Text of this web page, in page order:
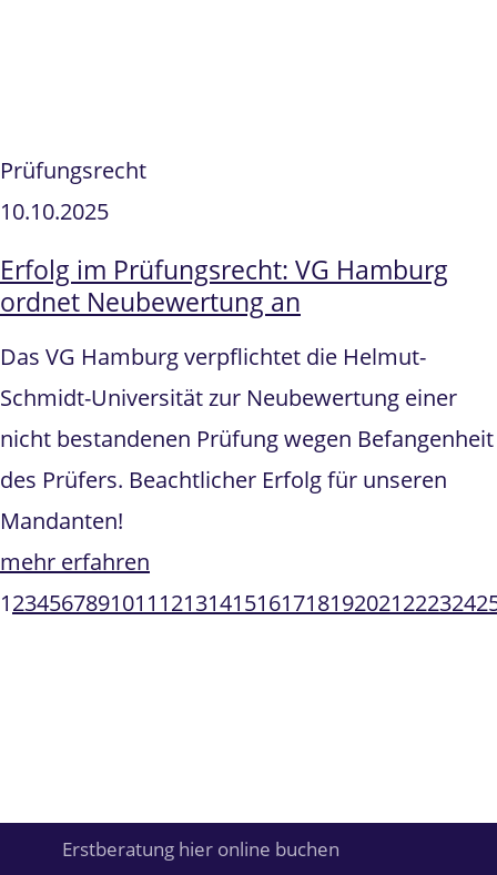
Erstberatung hier online buchen
Prüfungsrecht
10.10.2025
Erfolg im Prüfungsrecht: VG Hamburg
ordnet Neubewertung an
Das VG Hamburg verpflichtet die Helmut-
Schmidt-Universität zur Neubewertung einer
nicht bestandenen Prüfung wegen Befangenheit
des Prüfers. Beachtlicher Erfolg für unseren
Mandanten!
mehr erfahren
1234567891011 12131415161718192021222324